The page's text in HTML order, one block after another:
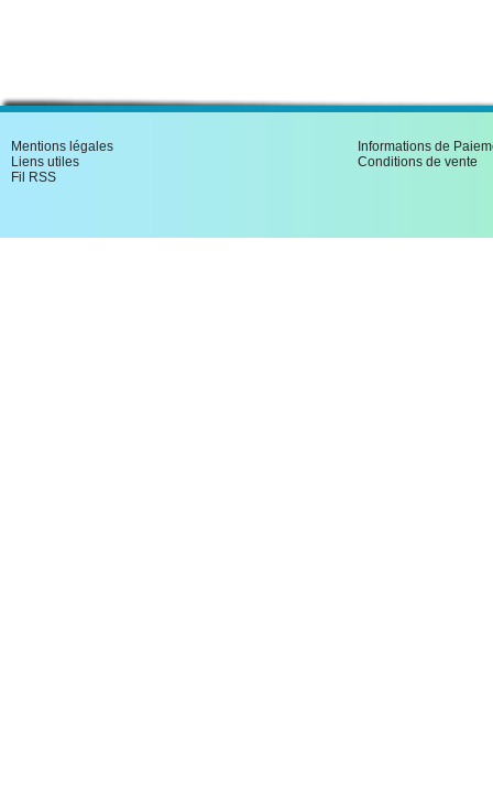
Mentions légales
Liens utiles
Fil RSS
Informations de
Conditions de vente